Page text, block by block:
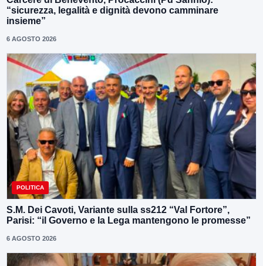
“sicurezza, legalità e dignità devono camminare
insieme”
6 AGOSTO 2026
POLITICA
S.M. Dei Cavoti, Variante sulla ss212 “Val Fortore”,
Parisi: “il Governo e la Lega mantengono le promesse”
6 AGOSTO 2026